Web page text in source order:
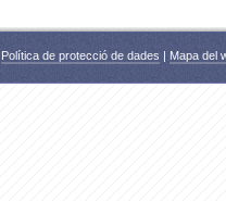
Política de protecció de dades | Mapa del